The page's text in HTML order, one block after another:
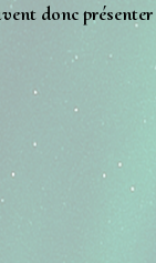
donc présenter